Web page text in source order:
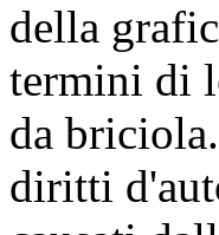
della
termini di
da
diritti